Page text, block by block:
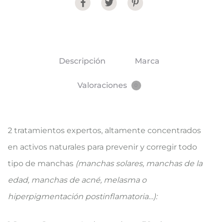
Descripción Marca
Valoraciones
2 tratamientos expertos, altamente concentrados
en activos naturales para prevenir y corregir todo
tipo de manchas (manchas solares, manchas de la
edad, manchas de acné, melasma o
hiperpigmentación postinflamatoria…):